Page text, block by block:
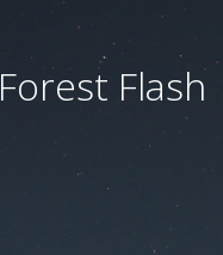
Forest Flash